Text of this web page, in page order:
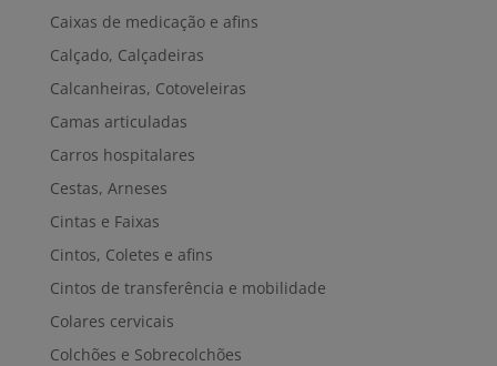
Caixas de medicação e afins
Calçado, Calçadeiras
Calcanheiras, Cotoveleiras
Camas articuladas
Carros hospitalares
Cestas, Arneses
Cintas e Faixas
Cintos, Coletes e afins
Cintos de transferência e mobilidade
Colares cervicais
Colchões e Sobrecolchões